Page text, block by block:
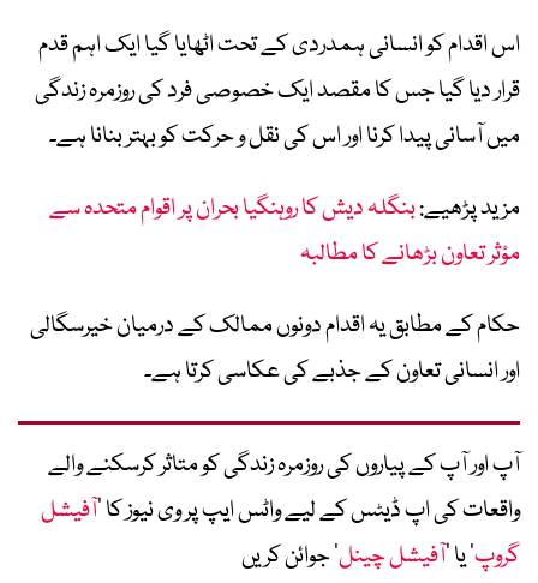
اس اقدام کو انسانی ہمدردی کے تحت اٹھایا گیا ایک اہم قدم
قرار دیا گیا جس کا مقصد ایک خصوصی فرد کی روزمرہ زندگی
میں آسانی پیدا کرنا اور اس کی نقل و حرکت کو بہتر بنانا ہے۔
مزید پڑھیے:بنگلہ دیش کا روہنگیا بحران پر اقوام متحدہ سے
مؤثر تعاون بڑھانے کا مطالبہ
حکام کے مطابق یہ اقدام دونوں ممالک کے درمیان خیرسگالی
اور انسانی تعاون کے جذبے کی عکاسی کرتا ہے۔
آپ اور آپ کے پیاروں کی روزمرہ زندگی کو متاثر کرسکنے والے
واقعات کی اپ ڈیٹس کے لیے واٹس ایپ پر وی نیوز کا ’آفیشل
گروپ‘ یا ’آفیشل چینل‘ جوائن کریں